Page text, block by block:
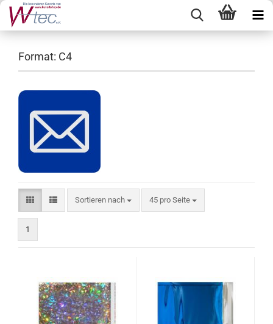
Format: C4
Sortieren nach
Sortieren nach 45 pro Seite
pro Seite
1